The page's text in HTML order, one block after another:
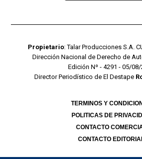
Propietario: Talar Producciones S.A.
Dirección Nacional de Derecho de
Edición Nº - 4291 - 05/
Director Periodístico de El Destape
TERMINOS Y
POLITICAS DE
CONTACTO
CONTACTO